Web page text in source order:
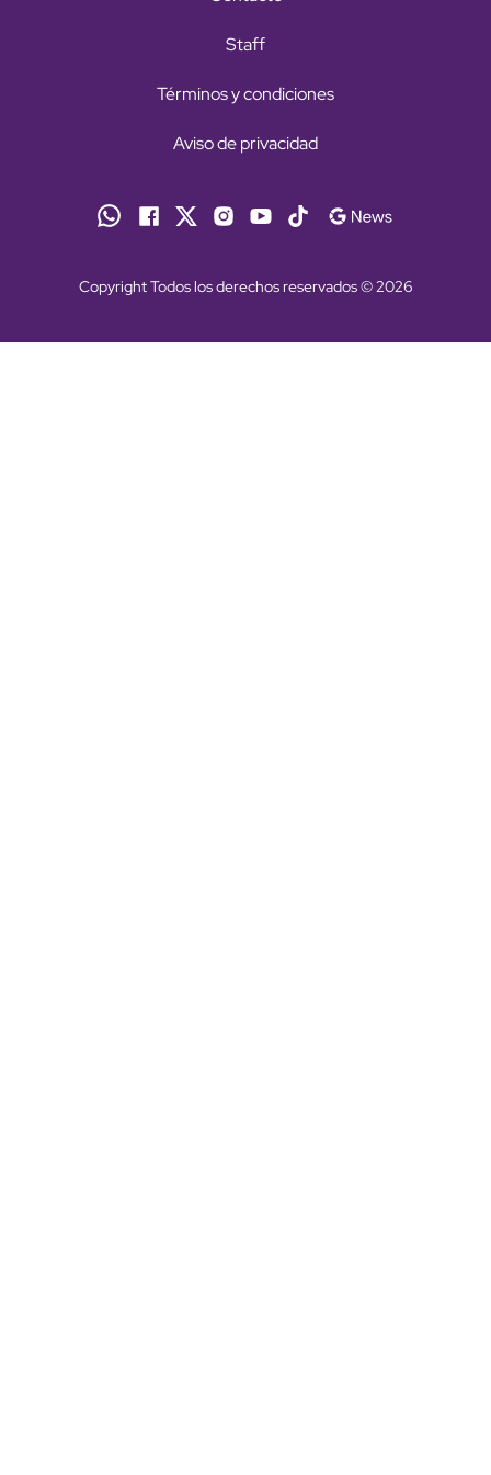
Staff
Términos y condiciones
Aviso de privacidad
Copyright Todos los derechos reservados © 2026